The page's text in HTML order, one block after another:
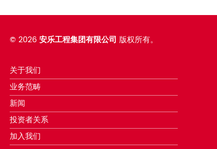
© 2026安乐工程集团有限公司 版权所有。
关于我们
业务范畴
新闻
投资者关系
加入我们